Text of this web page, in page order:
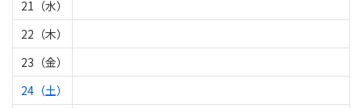
21（水）
22（木）
23（金）
24（土）